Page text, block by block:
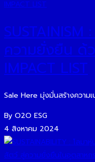
ความยั่งยืน ด้
IMPACT LIST
Sale Here มุ่งมั่นสร้างความ
By O2O ESG
4 สิงหาคม 2024